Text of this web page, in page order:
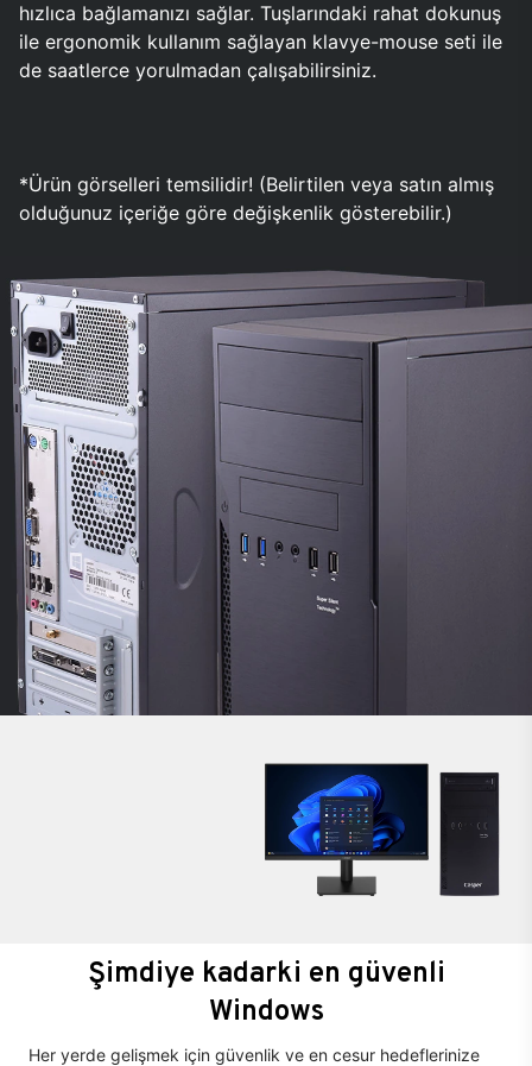
hızlıca bağlamanızı sağlar. Tuşlarındaki rahat dokunuş
ile ergonomik kullanım sağlayan klavye-mouse seti ile
de saatlerce yorulmadan çalışabilirsiniz.
*Ürün görselleri temsilidir! (Belirtilen veya satın almış
olduğunuz içeriğe göre değişkenlik gösterebilir.)
Şimdiye kadarki en güvenli
Windows
Her yerde gelişmek için güvenlik ve en cesur hedeflerinize